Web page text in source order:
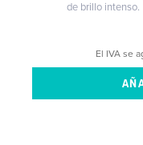
de brillo intenso.
El IVA se